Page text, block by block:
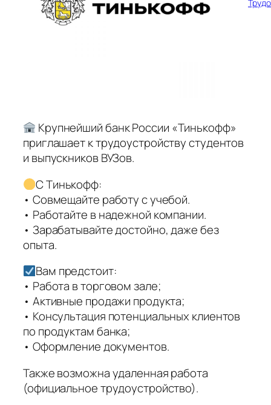
Крупнейший банк России «Тинькофф»
приглашает к трудоустройству студентов
и выпускников ВУЗов.
С Тинькофф:
• Совмещайте работу с учебой.
• Работайте в надежной компании.
• Зарабатывайте достойно, даже без
опыта.
Вам предстоит:
• Работа в торговом зале;
• Активные продажи продукта;
• Консультация потенциальных клиентов
по продуктам банка;
• Оформление документов.
Также возможна удаленная работа
(официальное трудоустройство).